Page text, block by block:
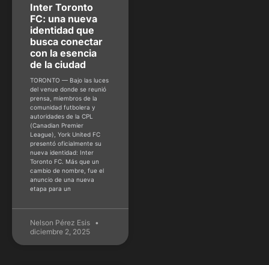
Inter Toronto
FC: una nueva
identidad que
busca conectar
con la esencia
de la ciudad
TORONTO — Bajo las luces
del venue donde se reunió
prensa, miembros de la
comunidad futbolera y
autoridades de la CPL
(Canadian Premier
League), York United FC
presentó oficialmente su
nueva identidad: Inter
Toronto FC. Más que un
cambio de nombre, fue el
anuncio de una nueva
etapa para un
Nelson Pérez Esis
diciembre 2, 2025